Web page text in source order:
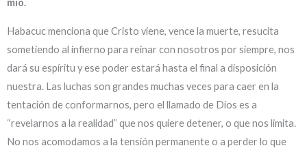
mío.
Habacuc menciona que Cristo viene, vence la muerte, resucita
sometiendo al infierno para reinar con nosotros por siempre, nos
dará su espíritu y ese poder estará hasta el final a disposición
nuestra. Las luchas son grandes muchas veces para caer en la
tentación de conformarnos, pero el llamado de Dios es a
“revelarnos a la realidad” que nos quiere detener, o que nos limita.
No nos acomodamos a la tensión permanente o a perder lo que